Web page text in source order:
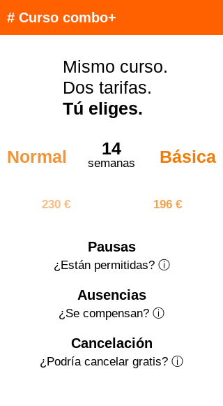
# Curso combo+
Mismo curso.
Dos tarifas.
Tú eliges.
Normal 14
semanas
Básica
230 € 196 €
Pausas
¿Están permitidas? ⓘ
Ausencias
¿Se compensan? ⓘ
Cancelación
¿Podría cancelar gratis? ⓘ